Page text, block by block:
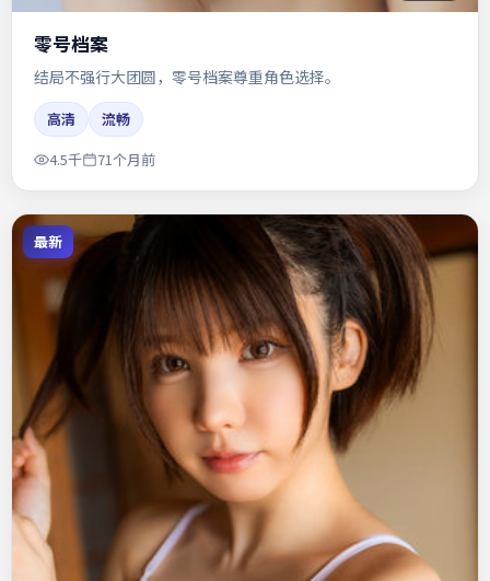
零号档案
结局不强行大团圆，零号档案尊重角色选择。
高清
流畅
4.5千
71个月前
最新